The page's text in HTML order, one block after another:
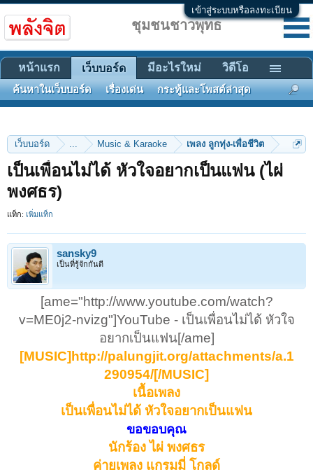
เข้าสู่ระบบหรือลงทะเบียน
เว็บบอร์ด ... Music & Karaoke เพลง ลูกทุ่ง-เพื่อชีวิต
เป็นเพื่อนไม่ได้ หัวใจอยากเป็นแฟน (ไผ่
พงศธร)
แท็ก: เพิ่มแท็ก
sansky9
เป็นที่รู้จักกันดี
[ame="http://www.youtube.com/watch?
v=ME0j2-nvizg"]YouTube - เป็นเพื่อนไม่ได้ หัวใจ
อยากเป็นแฟน[/ame]
[MUSIC]http://palungjit.org/attachments/a.1
290954/[/MUSIC]
เนื้อเพลง
เป็นเพื่อนไม่ได้ หัวใจอยากเป็นแฟน
ขอขอบคุณ
นักร้อง ไผ่ พงศธร
ค่ายเพลง แกรมมี่ โกลด์
ชุมชนชาวพุทธ
หน้าแรก เว็บบอร์ด
ค้นหาในเว็บบอร์ด เรื่องเด่น กระทู้และโพสต์ล่าสุด
มีอะไรใหม่ วิดีโอ